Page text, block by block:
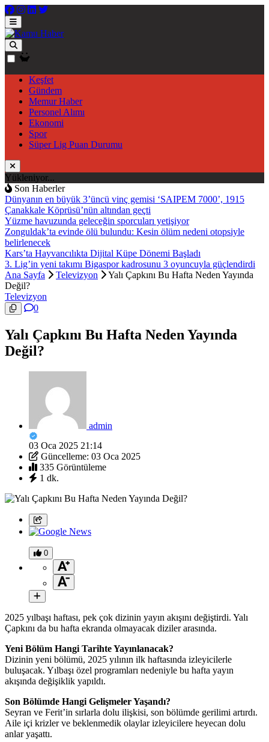
Keşfet
Gündem
Memur Haber
Personel Alımı
Ekonomi
Spor
Süper Lig Puan Durumu
Yükleniyor...
Son Haberler
Dünyanın en büyük 3’üncü vinç gemisi ‘SAIPEM 7000’, 1915
Çanakkale Köprüsü’nün altından geçti
Yüzme havuzunda geleceğin sporcuları yetişiyor
Zonguldak’ta evinde ölü bulundu: Kesin ölüm nedeni otopsiyle
belirlenecek
Kars’ta Hayvancılıkta Dijital Küpe Dönemi Başladı
3. Lig’in yeni takımı Bigaspor kadrosunu 3 oyuncuyla güçlendirdi
Ana Sayfa
Televizyon
Yalı Çapkını Bu Hafta Neden Yayında
Değil?
Televizyon
0
Yalı Çapkını Bu Hafta Neden Yayında
Değil?
admin
03 Oca 2025 21:14
Güncelleme: 03 Oca 2025
335 Görüntüleme
1 dk.
0
2025 yılbaşı haftası, pek çok dizinin yayın akışını değiştirdi. Yalı
Çapkını da bu hafta ekranda olmayacak diziler arasında.
Yeni Bölüm Hangi Tarihte Yayınlanacak?
Dizinin yeni bölümü, 2025 yılının ilk haftasında izleyicilerle
buluşacak. Yılbaşı özel programları nedeniyle bu hafta yayın
akışında değişiklik yapıldı.
Son Bölümde Hangi Gelişmeler Yaşandı?
Seyran ve Ferit’in sırlarla dolu ilişkisi, son bölümde gerilimi artırdı.
Aile içi krizler ve beklenmedik olaylar izleyicilere heyecan dolu
anlar yaşattı.